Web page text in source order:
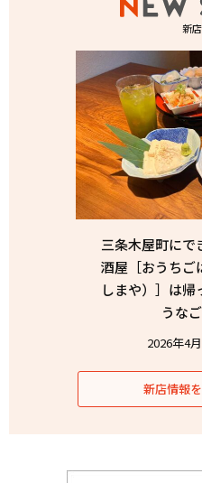
新
三条木屋町にで
酒屋［おうちご
しまや）］は帰
うな
2026年4
新店情報